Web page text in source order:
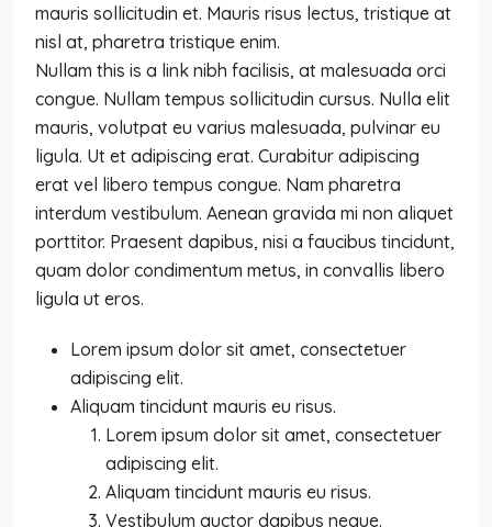
mauris sollicitudin et. Mauris risus lectus, tristique at
nisl at, pharetra tristique enim.
Nullam this is a link nibh facilisis, at malesuada orci
congue. Nullam tempus sollicitudin cursus. Nulla elit
mauris, volutpat eu varius malesuada, pulvinar eu
ligula. Ut et adipiscing erat. Curabitur adipiscing
erat vel libero tempus congue. Nam pharetra
interdum vestibulum. Aenean gravida mi non aliquet
porttitor. Praesent dapibus, nisi a faucibus tincidunt,
quam dolor condimentum metus, in convallis libero
ligula ut eros.
Lorem ipsum dolor sit amet, consectetuer
adipiscing elit.
Aliquam tincidunt mauris eu risus.
Lorem ipsum dolor sit amet, consectetuer
adipiscing elit.
Aliquam tincidunt mauris eu risus.
Vestibulum auctor dapibus neque.